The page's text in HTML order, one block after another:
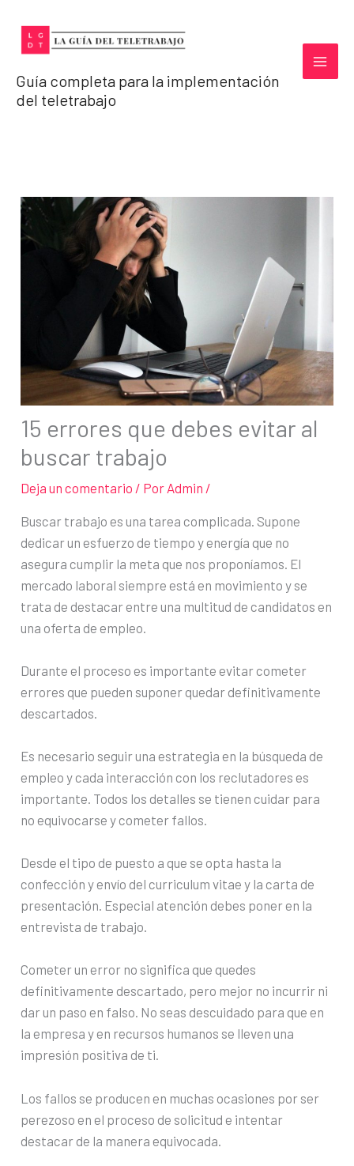
contenido
Guía completa para la implementación
del teletrabajo
15 errores que debes evitar al
buscar trabajo
Deja un comentario / Por Admin /
Buscar trabajo es una tarea complicada. Supone
dedicar un esfuerzo de tiempo y energía que no
asegura cumplir la meta que nos proponíamos. El
mercado laboral siempre está en movimiento y se
trata de destacar entre una multitud de candidatos en
una oferta de empleo.
Durante el proceso es importante evitar cometer
errores que pueden suponer quedar definitivamente
descartados.
Es necesario seguir una estrategia en la búsqueda de
empleo y cada interacción con los reclutadores es
importante. Todos los detalles se tienen cuidar para
no equivocarse y cometer fallos.
Desde el tipo de puesto a que se opta hasta la
confección y envío del curriculum vitae y la carta de
presentación. Especial atención debes poner en la
entrevista de trabajo.
Cometer un error no significa que quedes
definitivamente descartado, pero mejor no incurrir ni
dar un paso en falso. No seas descuidado para que en
la empresa y en recursos humanos se lleven una
impresión positiva de ti.
Los fallos se producen en muchas ocasiones por ser
perezoso en el proceso de solicitud e intentar
destacar de la manera equivocada.